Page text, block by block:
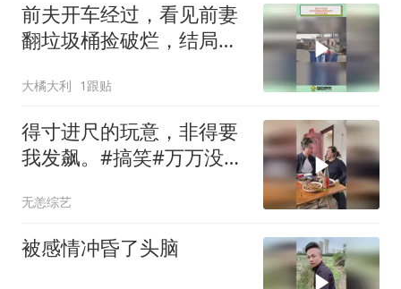
前夫开车经过，看见前妻
翻垃圾桶捡破烂，结局反
大橘大利 1跟贴
得寸进尺的玩意，非得要
我发飙。#搞笑#万万没想
内容过于真实
无恙综艺
被感情冲昏了头脑